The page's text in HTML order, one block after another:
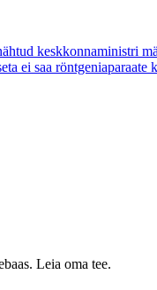
keskkonnaministri
ei saa
Leia oma tee.